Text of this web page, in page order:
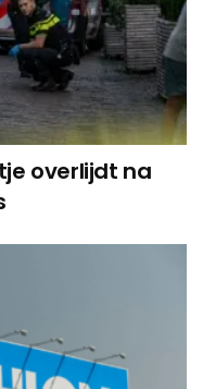
overlijdt na